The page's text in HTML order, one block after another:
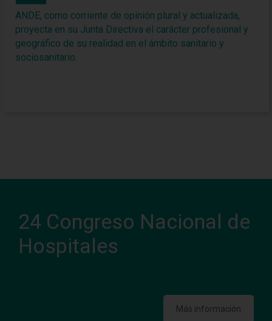
ANDE, como corriente de opinión plural y actualizada,
proyecta en su Junta Directiva el carácter profesional y
geográfico de su realidad en el ámbito sanitario y
sociosanitario.
24 Congreso Nacional de
Hospitales
Más información